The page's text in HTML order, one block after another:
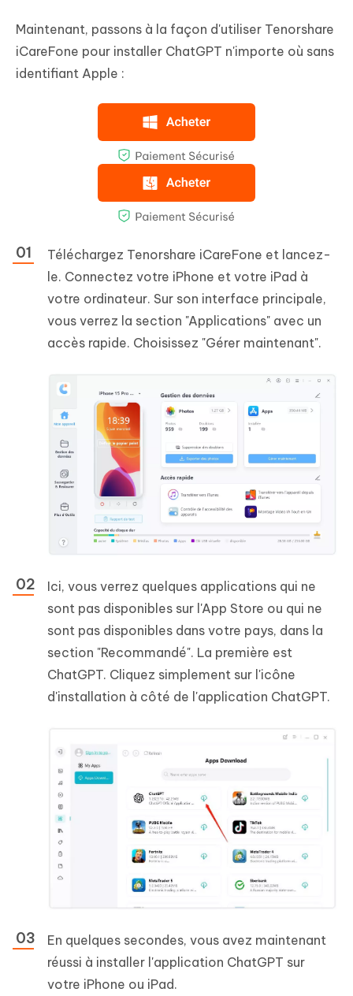
Maintenant, passons à la façon d'utiliser Tenorshare
iCareFone pour installer ChatGPT n'importe où sans
identifiant Apple :
Téléchargez Tenorshare iCareFone et lancez-
le. Connectez votre iPhone et votre iPad à
votre ordinateur. Sur son interface principale,
vous verrez la section "Applications" avec un
accès rapide. Choisissez "Gérer maintenant".
Ici, vous verrez quelques applications qui ne
sont pas disponibles sur l'App Store ou qui ne
sont pas disponibles dans votre pays, dans la
section "Recommandé". La première est
ChatGPT. Cliquez simplement sur l'icône
d'installation à côté de l'application ChatGPT.
En quelques secondes, vous avez maintenant
réussi à installer l'application ChatGPT sur
votre iPhone ou iPad.